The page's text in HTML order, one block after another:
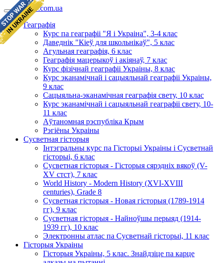
geomap.com.ua
Геаграфія
Курс па геаграфіі "Я і Украіна", 3-4 клас
Даведнік "Кіеў для школьнікаў", 5 клас
Агульная геаграфія, 6 клас
Геаграфія мацерыкоў і акіянаў, 7 клас
Курс фізічнай геаграфіі Украіны, 8 клас
Курс эканамічнай і сацыяльнай геаграфіі Украіны,
9 клас
Сацыяльна-эканамічная геаграфія свету, 10 клас
Курс эканамічнай і сацыяльнай геаграфіі свету, 10-
11 клас
Аўтаномная рэспубліка Крым
Рэгіёны Украіны
Сусветная гісторыя
Інтэгральны курс па Гісторыі Украіны і Сусветнай
гісторыі, 6 клас
Сусветная гісторыя - Гісторыя сярэдніх вякоў (V-
XV стст), 7 клас
World History - Modern History (XVI-XVIII
centuries), Grade 8
Сусветная гісторыя - Новая гісторыя (1789-1914
гг), 9 клас
Сусветная гісторыя - Найноўшы перыяд (1914-
1939 гг), 10 клас
Электронны атлас па Сусветнай гісторыі, 11 клас
Гісторыя Украіны
Гісторыя Украіны, 5 клас. Знайдзіце па карце